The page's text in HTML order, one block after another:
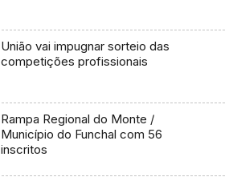
União vai impugnar sorteio das
competições profissionais
Rampa Regional do Monte /
Município do Funchal com 56
inscritos